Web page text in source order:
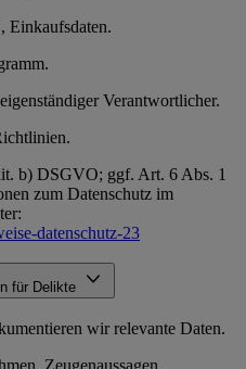
Einkaufsdaten.
Verantwortlicher.
b) DSGVO; ggf. Art. 6 Abs. 1
zum Datenschutz im
datenschutz-23
für Delikte
wir relevante Daten.